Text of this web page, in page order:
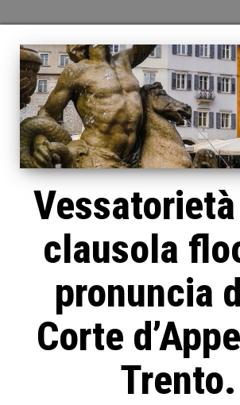
clausola
pronuncia
Corte
Trento.